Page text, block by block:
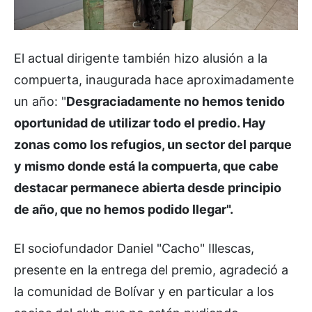
El actual dirigente también hizo alusión a la
compuerta, inaugurada hace aproximadamente
un año: "Desgraciadamente no hemos tenido
oportunidad de utilizar todo el predio. Hay
zonas como los refugios, un sector del parque
y mismo donde está la compuerta, que cabe
destacar permanece abierta desde principio
de año, que no hemos podido llegar".
El sociofundador Daniel "Cacho" Illescas,
presente en la entrega del premio, agradeció a
la comunidad de Bolívar y en particular a los